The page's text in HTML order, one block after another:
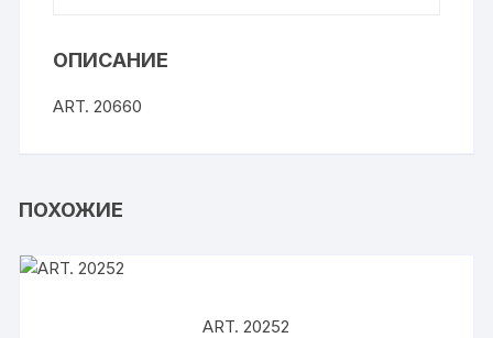
ОПИСАНИЕ
ART. 20660
ПОХОЖИЕ
ART. 20252